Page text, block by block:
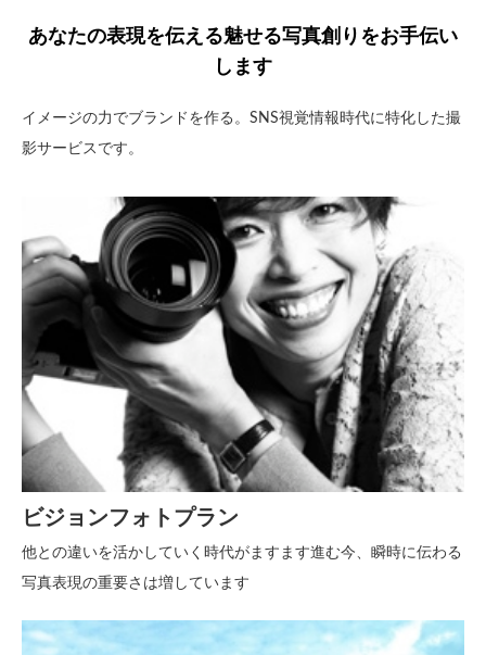
あなたの表現を伝える魅せる写真創りをお手伝い
します
イメージの力でブランドを作る。SNS視覚情報時代に特化した撮
影サービスです。
ビジョンフォトプラン
他との違いを活かしていく時代がますます進む今、瞬時に伝わる
写真表現の重要さは増しています